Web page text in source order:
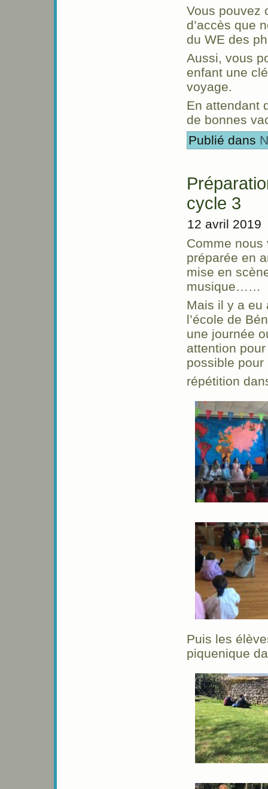
Vous pouvez
d’accès que
du WE des
Aussi, vous
enfant une
voyage.
En attendant
de bonnes
Publié dans
cycle 3
12 avril 2019
Comme nous
préparée en
mise en
musique……
Mais il y a eu
l’école de
une journée
attention
possible
répétition
Puis les
piquenique